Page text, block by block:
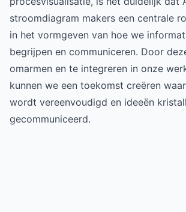
stroomdiagram makers een centrale
in het vormgeven van hoe we
begrijpen en communiceren. Door
omarmen en te integreren in onze
kunnen we een toekomst creëren
wordt vereenvoudigd en ideeën
gecommuniceerd.